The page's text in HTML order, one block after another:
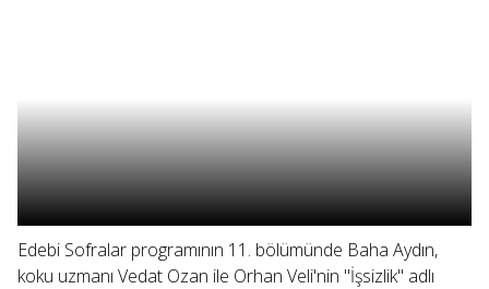
Edebi Sofralar programının 11. bölümünde Baha Aydın,
koku uzmanı Vedat Ozan ile Orhan Veli'nin "İşsizlik" adlı